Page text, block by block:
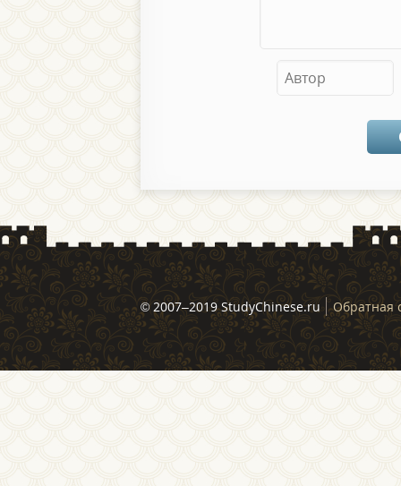
© 2007–2019 StudyChinese.ru Обратная